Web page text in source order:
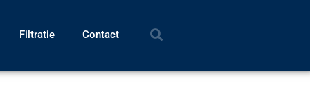
Filtratie Contact